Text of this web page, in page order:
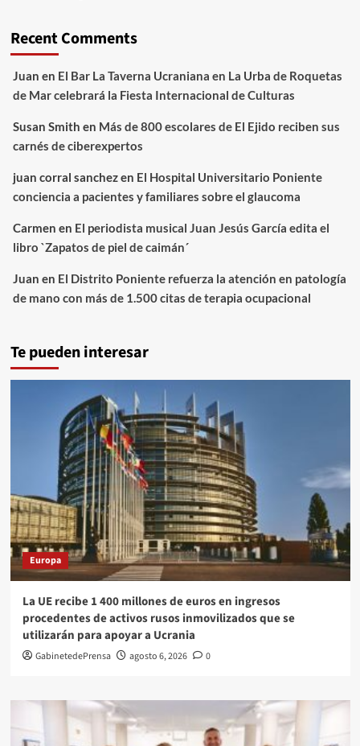
Recent Comments
Juan en El Bar La Taverna Ucraniana en La Urba de Roquetas
de Mar celebrará la Fiesta Internacional de Culturas
Susan Smith en Más de 800 escolares de El Ejido reciben sus
carnés de ciberexpertos
juan corral sanchezen El Hospital Universitario Poniente
conciencia a pacientes y familiares sobre el glaucoma
Carmen en El periodista musical Juan Jesús García edita el
libro `Zapatos de piel de caimán´
Juan en El Distrito Poniente refuerza la atención en patología
de mano con más de 1.500 citas de terapia ocupacional
Te pueden interesar
Europa
La UE recibe 1 400 millones de euros en ingresos
procedentes de activos rusos inmovilizados que se
utilizarán para apoyar a Ucrania
GabinetedePrensa agosto 6, 2026 0